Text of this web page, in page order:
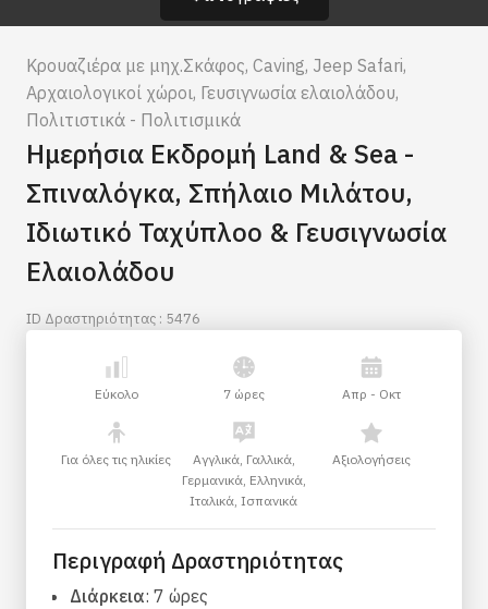
Κρουαζιέρα με μηχ.Σκάφος, Caving, Jeep Safari,
Αρχαιολογικοί χώροι, Γευσιγνωσία ελαιολάδου,
Πολιτιστικά - Πολιτισμικά
Ημερήσια Εκδρομή Land & Sea -
Σπιναλόγκα, Σπήλαιο Μιλάτου,
Ιδιωτικό Ταχύπλοο & Γευσιγνωσία
Ελαιολάδου
ID Δραστηριότητας : 5476
Εύκολο 7 ώρες Απρ - Οκτ
Για όλες τις ηλικίες
Αγγλικά, Γαλλικά,
Γερμανικά, Ελληνικά,
Ιταλικά, Ισπανικά
Αξιολογήσεις
Περιγραφή Δραστηριότητας
Διάρκεια: 7 ώρες